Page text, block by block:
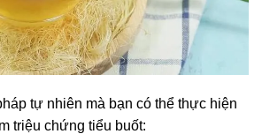
tự nhiên mà bạn có thể thực hiện
triệu chứng tiểu buốt: